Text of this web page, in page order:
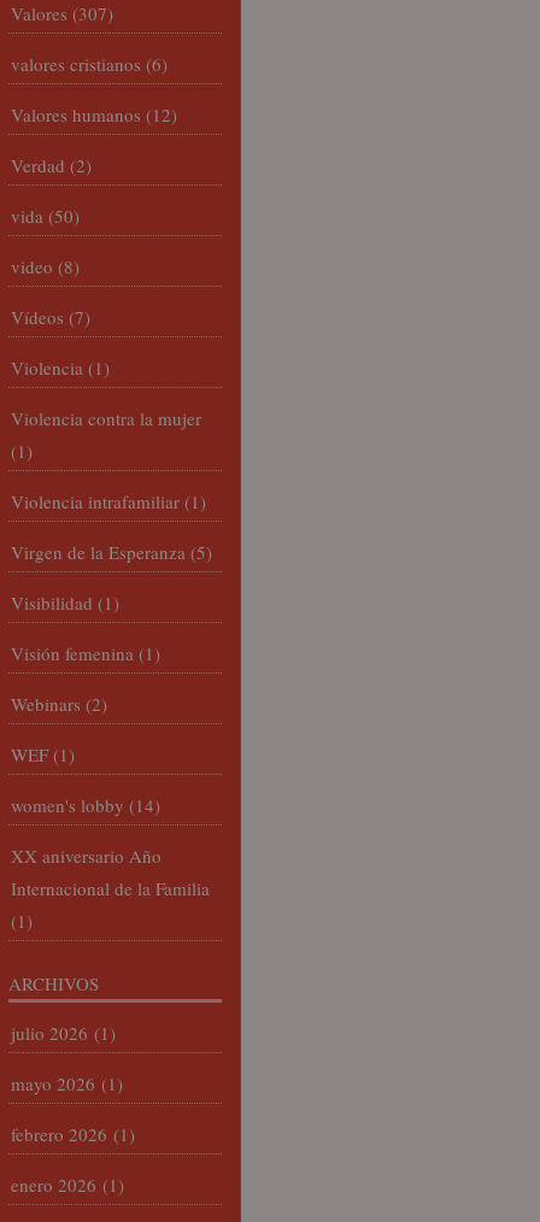
Valores (307)
valores cristianos (6)
Valores humanos (12)
Verdad (2)
vida (50)
video (8)
Vídeos (7)
Violencia (1)
Violencia contra la mujer
(1)
Violencia intrafamiliar (1)
Virgen de la Esperanza (5)
Visibilidad (1)
Visión femenina (1)
Webinars (2)
WEF (1)
women's lobby (14)
XX aniversario Año
Internacional de la Familia
(1)
ARCHIVOS
julio 2026 (1)
mayo 2026 (1)
febrero 2026 (1)
enero 2026 (1)